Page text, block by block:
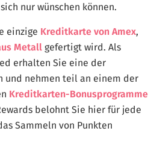
nur wünschen können.
einzige Kreditkarte von Amex,
Metall gefertigt wird. Als
erhalten Sie eine der
und nehmen teil an einem der
Kreditkarten-Bonusprogramme
belohnt Sie hier für jede
Sammeln von Punkten